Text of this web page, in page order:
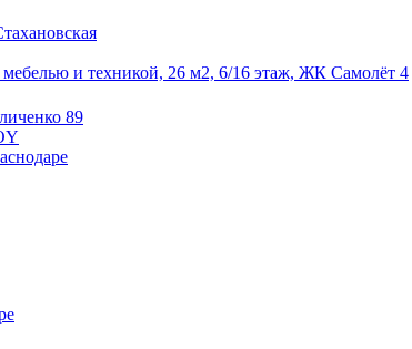
мебелью и техникой, 26 м2, 6/16 этаж, ЖК Самолёт 4
89